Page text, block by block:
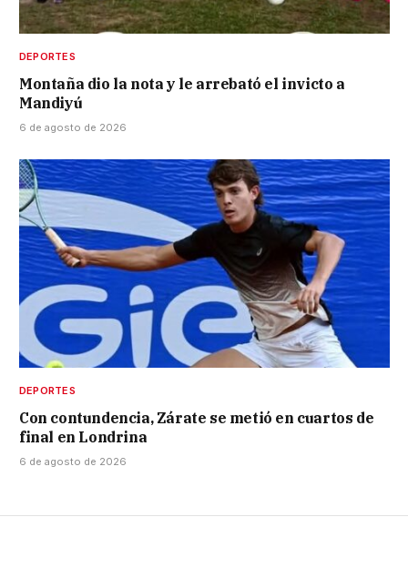
DEPORTES
Montaña dio la nota y le arrebató el invicto a
Mandiyú
6 de agosto de 2026
DEPORTES
Con contundencia, Zárate se metió en cuartos de
final en Londrina
6 de agosto de 2026